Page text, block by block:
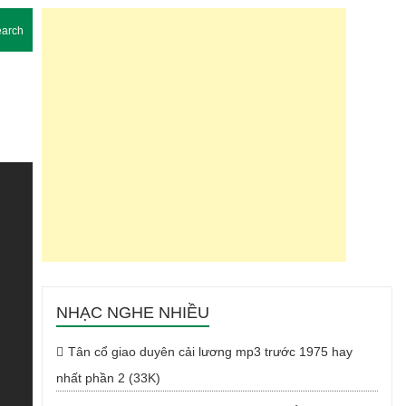
NHẠC NGHE NHIỀU
Tân cổ giao duyên cải lương mp3 trước 1975 hay
nhất phần 2 (33K)